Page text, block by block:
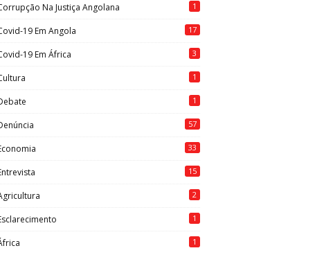
Na Justiça Angolana 1
19 Em Angola 17
19 Em África 3
1
1
57
33
15
2
1
1